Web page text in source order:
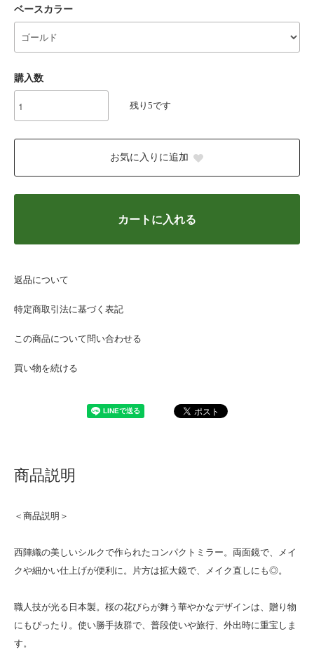
ベースカラー
購入数
残り5です
お気に入りに追加
カートに入れる
返品について
特定商取引法に基づく表記
この商品について問い合わせる
買い物を続ける
商品説明
＜商品説明＞
西陣織の美しいシルクで作られたコンパクトミラー。両面鏡で、メイ
クや細かい仕上げが便利に。片方は拡大鏡で、メイク直しにも◎。
職人技が光る日本製。桜の花びらが舞う華やかなデザインは、贈り物
にもぴったり。使い勝手抜群で、普段使いや旅行、外出時に重宝しま
す。